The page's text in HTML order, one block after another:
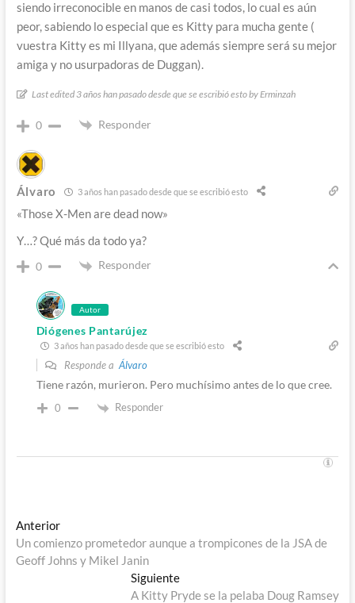
siendo irreconocible en manos de casi todos, lo cual es aún
peor, sabiendo lo especial que es Kitty para mucha gente (
vuestra Kitty es mi Illyana, que además siempre será su mejor
amiga y no usurpadoras de Duggan).
Last edited 3 años han pasado desde que se escribió esto by Erminzah
0 Responder
Álvaro 3 años han pasado desde que se escribió esto
«Those X-Men are dead now»
Y…? Qué más da todo ya?
0 Responder
Autor
Diógenes Pantarújez
3 años han pasado desde que se escribió esto
Responde a Álvaro
Tiene razón, murieron. Pero muchísimo antes de lo que cree.
0 Responder
Navegación
de
AnteriorEntrada
anterior:
Un comienzo prometedor aunque a trompicones de la JSA de
Geoff Johns y Mikel Janin
SiguienteEntrada
siguiente:
A Kitty Pryde se la pelaba Doug Ramsey